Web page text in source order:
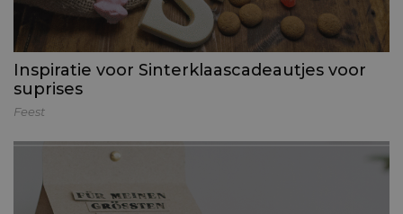
Inspiratie voor Sinterklaascadeautjes voor
suprises
Feest